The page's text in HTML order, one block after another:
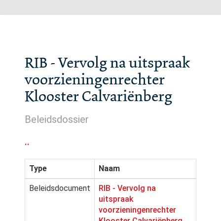
RIB - Vervolg na uitspraak
voorzieningenrechter
Klooster Calvariënberg
Beleidsdossier
..
Type Naam
Beleidsdocument
RIB - Vervolg na
uitspraak
voorzieningenrechter